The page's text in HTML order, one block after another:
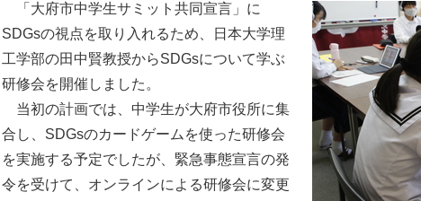
「大府市中学生サミット共同宣言」に
SDGsの視点を取り入れるため、日本大学理
工学部の田中賢教授からSDGsについて学ぶ
研修会を開催しました。
当初の計画では、中学生が大府市役所に集
合し、SDGsのカードゲームを使った研修会
を実施する予定でしたが、緊急事態宣言の発
令を受けて、オンラインによる研修会に変更